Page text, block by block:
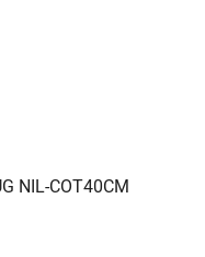
NIL-COT40CM